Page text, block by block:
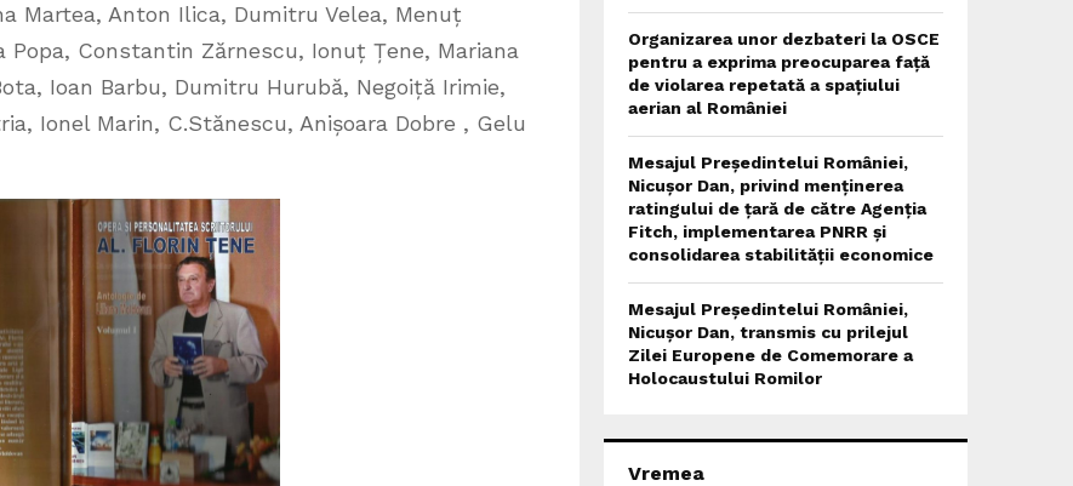
Martea, Anton Ilica, Dumitru Velea, Menuț
Constantin Zărnescu, Ionuț Țene, Mariana
Ioan Barbu, Dumitru Hurubă, Negoiță Irimie,
Ionel Marin, C.Stănescu, Anișoara Dobre , Gelu
Organizarea unor dezbateri la OSCE
pentru a exprima preocuparea față
de violarea repetată a spațiului
aerian al României
Mesajul Președintelui României,
Nicușor Dan, privind menținerea
ratingului de țară de către Agenția
Fitch, implementarea PNRR și
consolidarea stabilității economice
Mesajul Președintelui României,
Nicușor Dan, transmis cu prilejul
Zilei Europene de Comemorare a
Holocaustului Romilor
Vremea